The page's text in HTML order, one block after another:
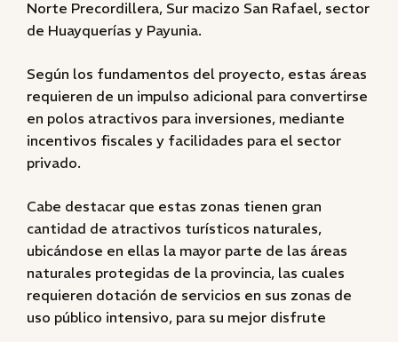
Norte Precordillera, Sur macizo San Rafael, sector
de Huayquerías y Payunia.
Según los fundamentos del proyecto, estas áreas
requieren de un impulso adicional para convertirse
en polos atractivos para inversiones, mediante
incentivos fiscales y facilidades para el sector
privado.
Cabe destacar que estas zonas tienen gran
cantidad de atractivos turísticos naturales,
ubicándose en ellas la mayor parte de las áreas
naturales protegidas de la provincia, las cuales
requieren dotación de servicios en sus zonas de
uso público intensivo, para su mejor disfrute